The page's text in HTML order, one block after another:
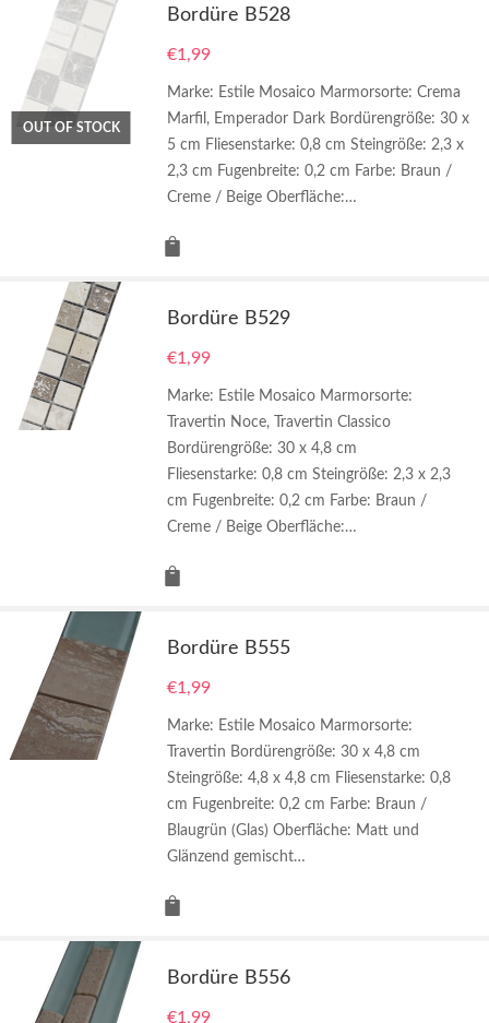
OUT OF STOCK
Bordüre B528
€1,99
Marke: Estile Mosaico Marmorsorte: Crema
Marfil, Emperador Dark Bordürengröße: 30 x
5 cm Fliesenstarke: 0,8 cm Steingröße: 2,3 x
2,3 cm Fugenbreite: 0,2 cm Farbe: Braun /
Creme / Beige Oberfläche:…
Bordüre B529
€1,99
Marke: Estile Mosaico Marmorsorte:
Travertin Noce, Travertin Classico
Bordürengröße: 30 x 4,8 cm
Fliesenstarke: 0,8 cm Steingröße: 2,3 x 2,3
cm Fugenbreite: 0,2 cm Farbe: Braun /
Creme / Beige Oberfläche:…
Bordüre B555
€1,99
Marke: Estile Mosaico Marmorsorte:
Travertin Bordürengröße: 30 x 4,8 cm
Steingröße: 4,8 x 4,8 cm Fliesenstarke: 0,8
cm Fugenbreite: 0,2 cm Farbe: Braun /
Blaugrün (Glas) Oberfläche: Matt und
Glänzend gemischt…
Bordüre B556
€1,99